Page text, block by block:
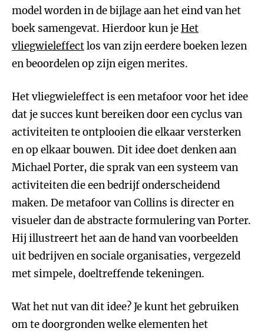
model worden in de bijlage aan het eind van het
boek samengevat. Hierdoor kun jeHet
vliegwieleffectlos van zijn eerdere boeken lezen
en beoordelen op zijn eigen merites.
Het vliegwieleffect is een metafoor voor het idee
dat je succes kunt bereiken door een cyclus van
activiteiten te ontplooien die elkaar versterken
en op elkaar bouwen. Dit idee doet denken aan
Michael Porter, die sprak van een systeem van
activiteiten die een bedrijf onderscheidend
maken. De metafoor van Collins is directer en
visueler dan de abstracte formulering van Porter.
Hij illustreert het aan de hand van voorbeelden
uit bedrijven en sociale organisaties, vergezeld
met simpele, doeltreffende tekeningen.
Wat het nut van dit idee? Je kunt het gebruiken
om te doorgronden welke elementen het